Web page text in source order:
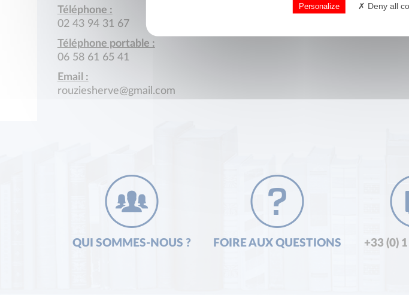
Téléphone :
02 43 94 31 67
Téléphone portable :
06 58 61 65 41
Email :
rouziesherve@gmail.com
QUI SOMMES-NOUS ? FOIRE AUX QUESTIONS +33 (0)
Personalize Deny all